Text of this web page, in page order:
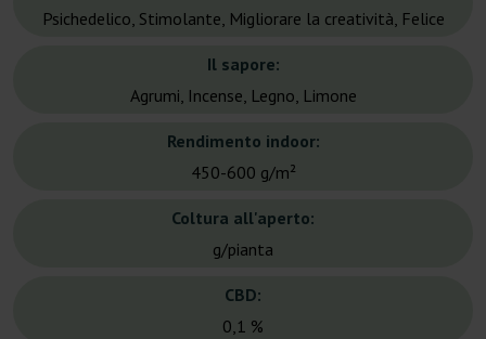
Psichedelico, Stimolante, Migliorare la creatività, Felice
Il sapore:
Agrumi, Incense, Legno, Limone
Rendimento indoor:
450-600 g/m²
Coltura all'aperto:
g/pianta
CBD:
0,1 %